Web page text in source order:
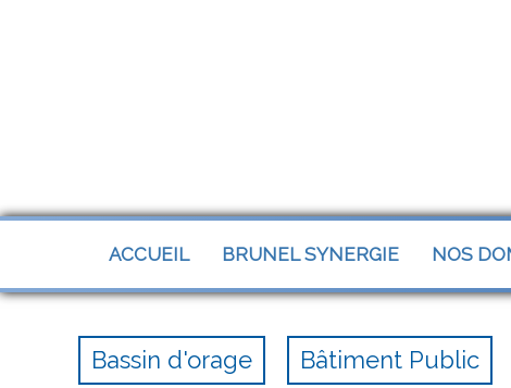
ACCUEIL BRUNEL SYNERGIE NOS
Bassin d'orage Bâtiment Public